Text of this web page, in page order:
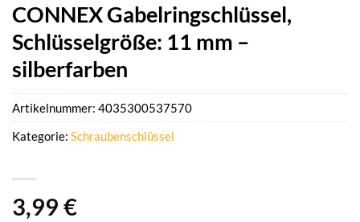
CONNEX Gabelringschlüssel,
Schlüsselgröße: 11 mm –
silberfarben
3,99 €
Artikelnummer: 4035300537570
Kategorie: Schraubenschlüssel